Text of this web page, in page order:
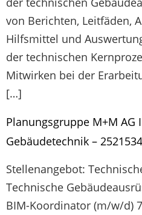
von Berichten, Leitfäden,
Hilfsmittel und
der technischen
Mitwirken bei der
[…]
Planungsgruppe M+M
Gebäudetechnik –
Stellenangebot:
Technische
BIM-Koordinator (m/w/d)